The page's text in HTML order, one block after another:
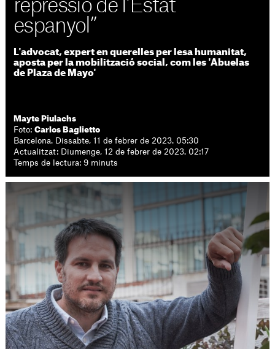
repressió de l’Estat
espanyol”
L'advocat, expert en querelles per lesa humanitat,
aposta per la mobilització social, com les 'Abuelas
de Plaza de Mayo'
Mayte Piulachs
Foto:Carlos Baglietto
Barcelona. Dissabte, 11 de febrer de 2023. 05:30
Actualitzat: Diumenge, 12 de febrer de 2023. 02:17
Temps de lectura: 9 minuts